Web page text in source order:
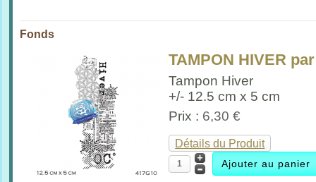
Fonds
TAMPON HIVER
Tampon Hiver
+/- 12.5 cm x 5 cm
Prix : 6,30 €
Détails du Produit